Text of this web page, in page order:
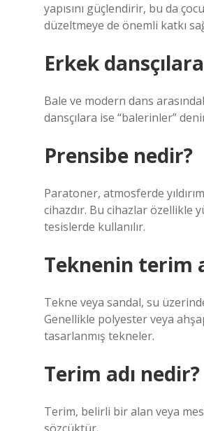
yapısını güçlendirir, bu da
düzeltmeye de önemli katkı
Erkek
Bale ve modern dans
dansçılara ise “balerinler”
Prensibe nedir?
Paratoner, atmosferde
cihazdır. Bu cihazlar özellikle
tesislerde kullanılır.
Teknenin terim
Tekne veya sandal, su
Genellikle polyester veya
tasarlanmış tekneler.
Terim adı nedir?
Terim, belirli bir alan veya